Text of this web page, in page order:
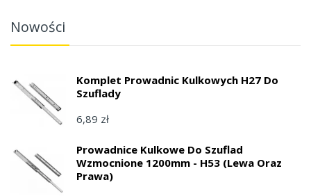
Nowości
Komplet Prowadnic Kulkowych H27 Do
Szuflady
6,89 zł
Prowadnice Kulkowe Do Szuflad
Wzmocnione 1200mm - H53 (lewa Oraz
Prawa)